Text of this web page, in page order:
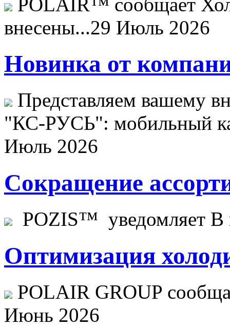
внесены...29 Июль 2026
Новинка от
Представляем вашему
"КС-РУСЬ": мобильный
Июль 2026
Сокращение
POZIS™ уведомляет В
Оптимизация
POLAIR GROUP
Июнь 2026